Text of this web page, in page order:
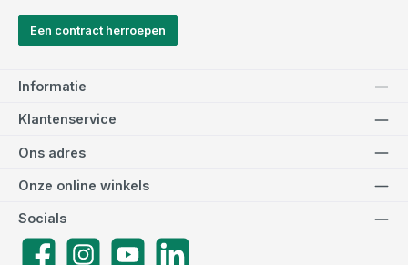
Een contract herroepen
Informatie
Klantenservice
Ons adres
Socials
FacebookInstagramYouTube
Onze online winkels